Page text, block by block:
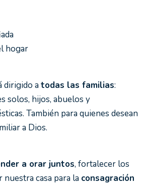
hogar
dirigido atodas las familias:
solos, hijos, abuelos y
También para quienes desean
a Dios.
a orar juntos, fortalecer los
casa para la consagración